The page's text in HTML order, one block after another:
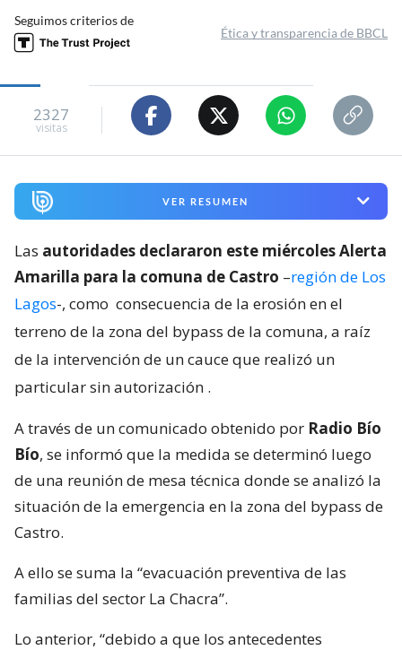
Seguimos criterios de
Ética y transparencia de BBCL
2327
visitas
VER RESUMEN
Las autoridades declararon este miércoles Alerta
Amarilla para la comuna de Castro –región de Los
Lagos-, como consecuencia de la erosión en el
terreno de la zona del bypass de la comuna, a raíz
de la intervención de un cauce que realizó un
particular sin autorización .
A través de un comunicado obtenido por Radio Bío
Bío, se informó que la medida se determinó luego
de una reunión de mesa técnica donde se analizó la
situación de la emergencia en la zona del bypass de
Castro.
A ello se suma la “evacuación preventiva de las
familias del sector La Chacra”.
Lo anterior, “debido a que los antecedentes